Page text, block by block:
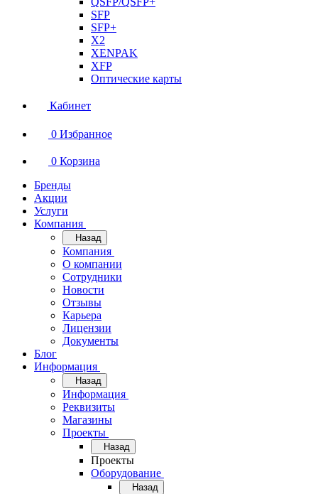
SFP
SFP+
X2
XENPAK
XFP
Оптические карты
Кабинет
0 Избранное
0 Корзина
Бренды
Акции
Услуги
Компания
Назад
Компания
О компании
Сотрудники
Новости
Отзывы
Карьера
Лицензии
Документы
Блог
Информация
Назад
Информация
Реквизиты
Магазины
Проекты
Назад
Проекты
Оборудование
Назад